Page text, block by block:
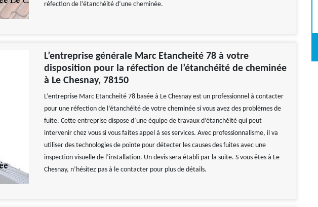
réfection de l’étanchéité d’une cheminée.
L’entreprise générale Marc Etancheité 78 à votre
disposition pour la réfection de l’étanchéité de cheminée
à Le Chesnay, 78150
L’entreprise Marc Etancheité 78 basée à Le Chesnay est un professionnel à contacter
pour une réfection de l’étanchéité de votre cheminée si vous avez des problèmes de
fuite. Cette entreprise dispose d’une équipe de travaux d’étanchéité qui peut
intervenir chez vous si vous faites appel à ses services. Avec professionnalisme, il va
utiliser des technologies de pointe pour détecter les causes des fuites avec une
inspection visuelle de l’installation. Un devis sera établi par la suite. S vous êtes à Le
Chesnay, n’hésitez pas à le contacter pour plus de détails.